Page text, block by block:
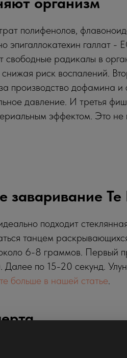
полифенолов,
эпигаллокатехин галлат
свободные радикалы в
снижая риск воспалений.
производство дофамина
давление. И третья
эффектом. Это не
заваривание Те
подходит
танцем
6-8 граммов. Первый
по 15-20 секунд.
больше в нашей статье.